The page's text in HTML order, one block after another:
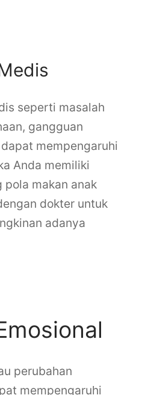
seperti masalah
gangguan
mempengaruhi
Anda memiliki
makan anak
dokter untuk
adanya
perubahan
mempengaruhi